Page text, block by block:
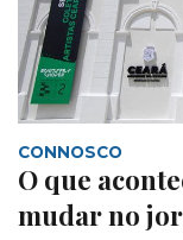
CONNOSCO
O que
mudar no